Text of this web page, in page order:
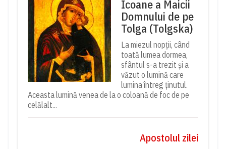
Icoane a Maicii
Domnului de pe
Tolga (Tolgska)
La miezul nopții, când
toată lumea dormea,
sfântul s-a trezit și a
văzut o lumină care
lumina întreg ținutul.
Aceasta lumină venea de la o coloană de foc de pe
celălalt...
Apostolul zilei